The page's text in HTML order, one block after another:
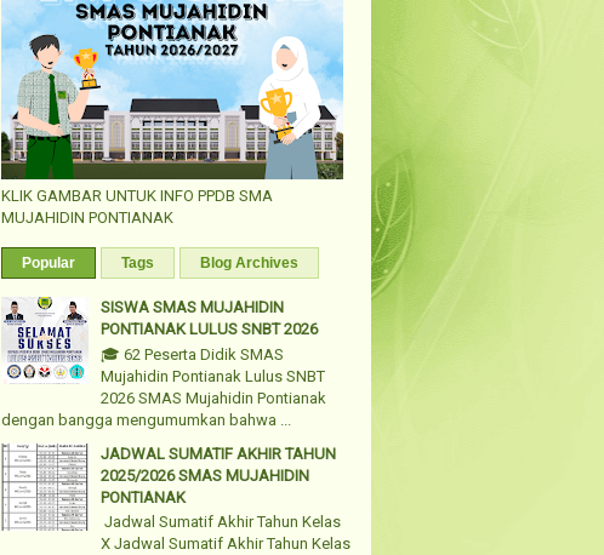
KLIK GAMBAR UNTUK INFO PPDB SMA
MUJAHIDIN PONTIANAK
Popular Tags Blog Archives
SISWA SMAS MUJAHIDIN
PONTIANAK LULUS SNBT 2026
🎓 62 Peserta Didik SMAS
Mujahidin Pontianak Lulus SNBT
2026 SMAS Mujahidin Pontianak
dengan bangga mengumumkan bahwa ...
JADWAL SUMATIF AKHIR TAHUN
2025/2026 SMAS MUJAHIDIN
PONTIANAK
Jadwal Sumatif Akhir Tahun Kelas
X Jadwal Sumatif Akhir Tahun Kelas